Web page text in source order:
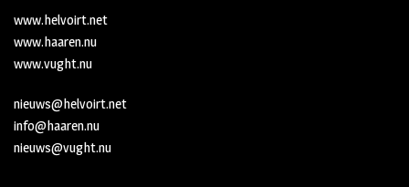
www.helvoirt.net
www.haaren.nu
www.vught.nu
nieuws@helvoirt.net
info@haaren.nu
nieuws@vught.nu